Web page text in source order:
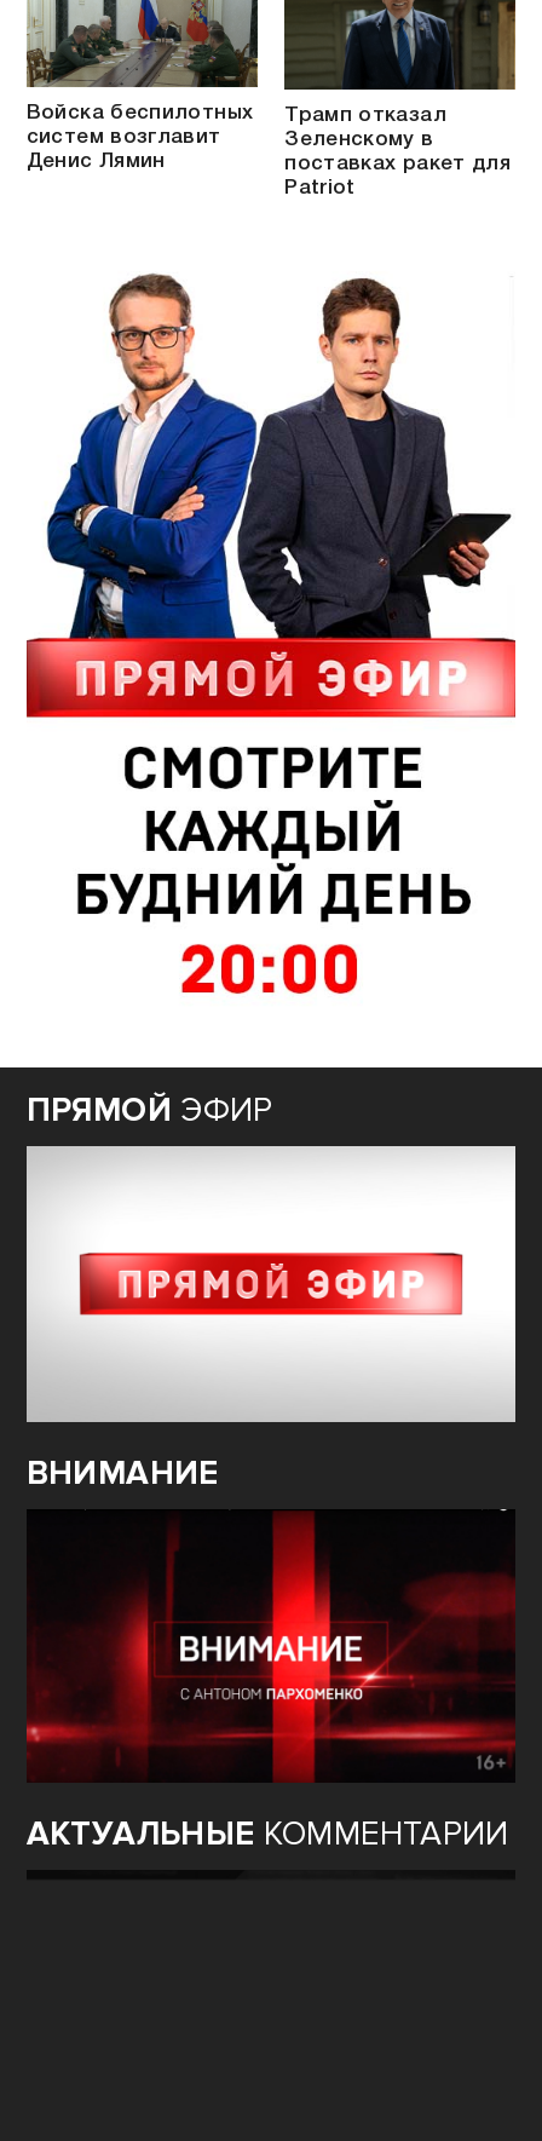
Войска беспилотных
систем возглавит
Денис Лямин
Трамп отказал
Зеленскому в
поставках ракет для
Patriot
ПРЯМОЙ ЭФИР
ВНИМАНИЕ
АКТУАЛЬНЫЕ КОММЕНТАРИИ